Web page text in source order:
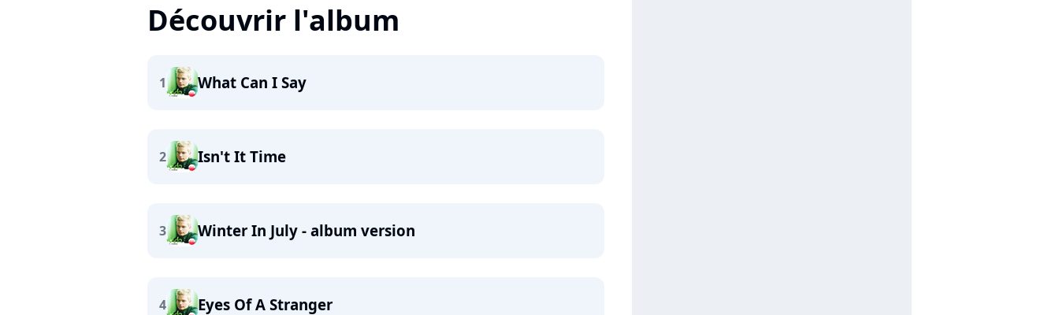
Découvrir l'album
1 What Can I Say
2 Isn't It Time
3 Winter In July - album version
4 Eyes Of A Stranger